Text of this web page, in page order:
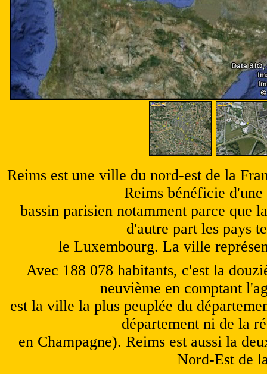
Reims est une ville du nord-est de la
Reims bénéficie
bassin parisien notamment parce que
d'autre part les pays
le Luxembourg. La ville
Avec 188 078 habitants, c'est la
neuvième en comptant
est la ville la plus peuplée du
département ni de la
en Champagne). Reims est aussi la
Nord-Est de